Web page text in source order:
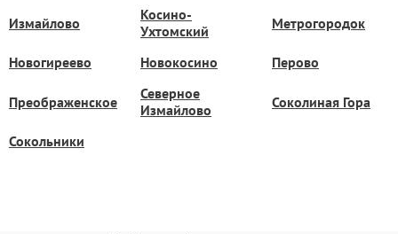
Измайлово
Косино-
Ухтомский
Метрогородок
Новогиреево Новокосино Перово
Преображенское
Северное
Измайлово
Соколиная Гора
Сокольники